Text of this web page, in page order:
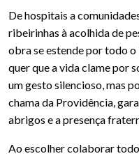
De hospitais a
ribeirinhas à acolhida de
obra se estende por todo
quer que a vida clame por
um gesto silencioso, mas
chama da Providência,
abrigos e a presença
Ao escolher colaborar